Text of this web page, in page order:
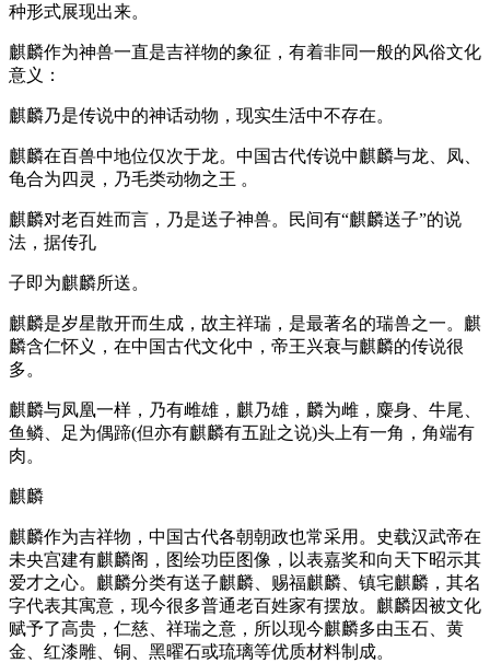
种形式展现出来。
麒麟作为神兽一直是吉祥物的象征，有着非同一般的风俗文化
意义：
麒麟乃是传说中的神话动物，现实生活中不存在。
麒麟在百兽中地位仅次于龙。中国古代传说中麒麟与龙、凤、
龟合为四灵，乃毛类动物之王 。
麒麟对老百姓而言，乃是送子神兽。民间有“麒麟送子”的说
法，据传孔
子即为麒麟所送。
麒麟是岁星散开而生成，故主祥瑞，是最著名的瑞兽之一。麒
麟含仁怀义，在中国古代文化中，帝王兴衰与麒麟的传说很
多。
麒麟与凤凰一样，乃有雌雄，麒乃雄，麟为雌，麋身、牛尾、
鱼鳞、足为偶蹄(但亦有麒麟有五趾之说)头上有一角，角端有
肉。
麒麟
麒麟作为吉祥物，中国古代各朝朝政也常采用。史载汉武帝在
未央宫建有麒麟阁，图绘功臣图像，以表嘉奖和向天下昭示其
爱才之心。麒麟分类有送子麒麟、赐福麒麟、镇宅麒麟，其名
字代表其寓意，现今很多普通老百姓家有摆放。麒麟因被文化
赋予了高贵，仁慈、祥瑞之意，所以现今麒麟多由玉石、黄
金、红漆雕、铜、黑曜石或琉璃等优质材料制成。